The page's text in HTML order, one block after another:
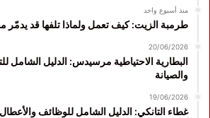
منذ أسبوع واحد
طرمبة الزيت: كيف تعمل ولماذا تلفها قد يدمّر
20/06/2026
البطارية الاحتياطية مرسيدس: الدليل الشامل
والصيانة
19/06/2026
غطاء التانكي: الدليل الشامل للوظائف والأعطال